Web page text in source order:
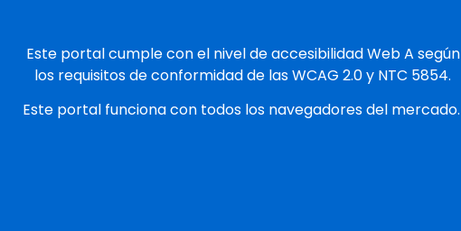
Este portal cumple con el nivel de accesibilidad Web A según
los requisitos de conformidad de las WCAG 2.0 y NTC 5854.
Este portal funciona con todos los navegadores del mercado.